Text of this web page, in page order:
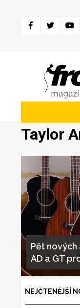
hlavnímu
Taylor
Pět
AD a GT
NEJČTENĚJŠÍ